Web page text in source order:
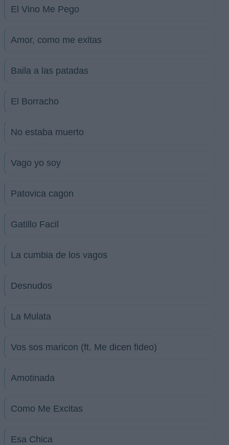
El Vino Me Pego
Amor, como me exitas
Baila a las patadas
El Borracho
No estaba muerto
Vago yo soy
Patovica cagon
Gatillo Facil
La cumbia de los vagos
Desnudos
La Mulata
Vos sos maricon (ft. Me dicen fideo)
Amotinada
Como Me Excitas
Esa Chica